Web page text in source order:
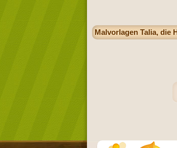
Malvorlagen Talia, die